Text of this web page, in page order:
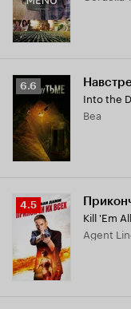
Рейтинг
Кинопоиска
6.6
6.6
Into the
Bea
Рейтинг
Кинопоиска
4.5
4.5
Kill 'Em All
Agent